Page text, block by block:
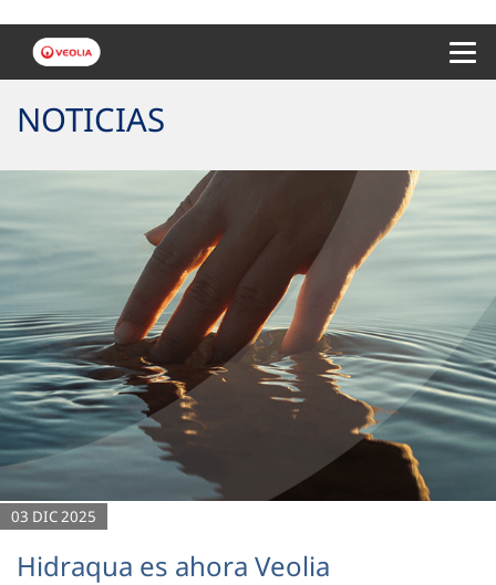
NOTICIAS
03 DIC 2025
Hidraqua es ahora Veolia